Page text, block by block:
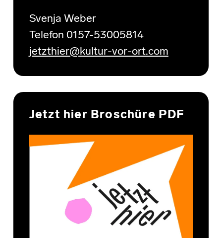
Svenja Weber
Telefon 0157-53005814
jetzthier@kultur-vor-ort.com
Jetzt hier Broschüre PDF